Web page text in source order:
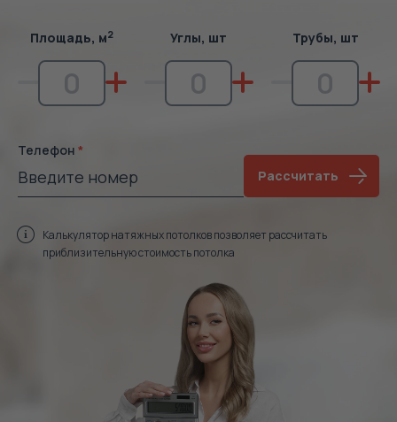
Площадь, м2 Углы, шт Трубы, шт
Телефон
Рассчитать
Калькулятор натяжных потолков позволяет рассчитать
приблизительную стоимость потолка